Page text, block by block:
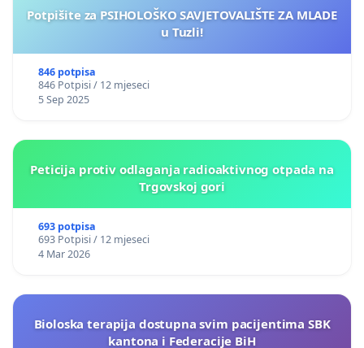
Potpišite za PSIHOLOŠKO SAVJETOVALIŠTE ZA MLADE
u Tuzli!
846 potpisa
846 Potpisi / 12 mjeseci
5 Sep 2025
Peticija protiv odlaganja radioaktivnog otpada na
Trgovskoj gori
693 potpisa
693 Potpisi / 12 mjeseci
4 Mar 2026
Bioloska terapija dostupna svim pacijentima SBK
kantona i Federacije BiH